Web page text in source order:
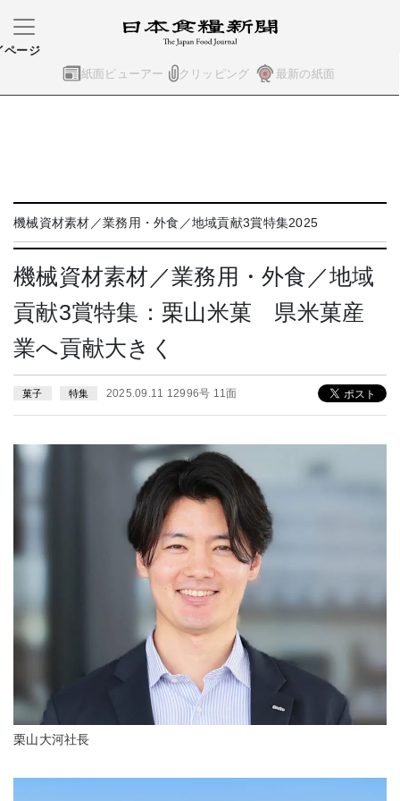
紙面ビューアー クリッピング 最新の紙面
ページ
機械資材素材／業務用・外食／地域貢献3賞特集2025
機械資材素材／業務用・外食／地域
貢献3賞特集：栗山米菓 県米菓産
業へ貢献大きく
菓子 特集 2025.09.11 12996号 11面
栗山大河社長